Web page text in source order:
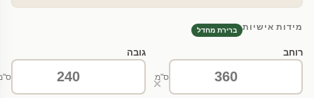
מידות אישיות ברירת מחדל
רוחב
ס"מ
×
גובה